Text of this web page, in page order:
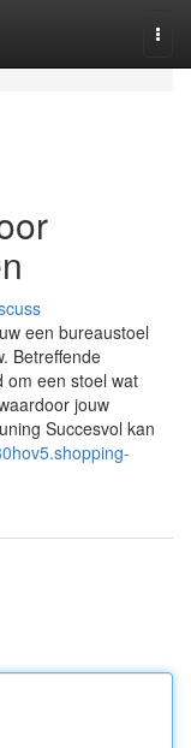
een bureaustoel
Betreffende
om een stoel wat
jouw
Succesvol kan